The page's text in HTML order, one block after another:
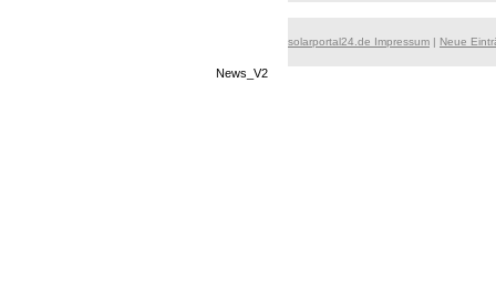
solarportal24.de Impressum | Neue
News_V2